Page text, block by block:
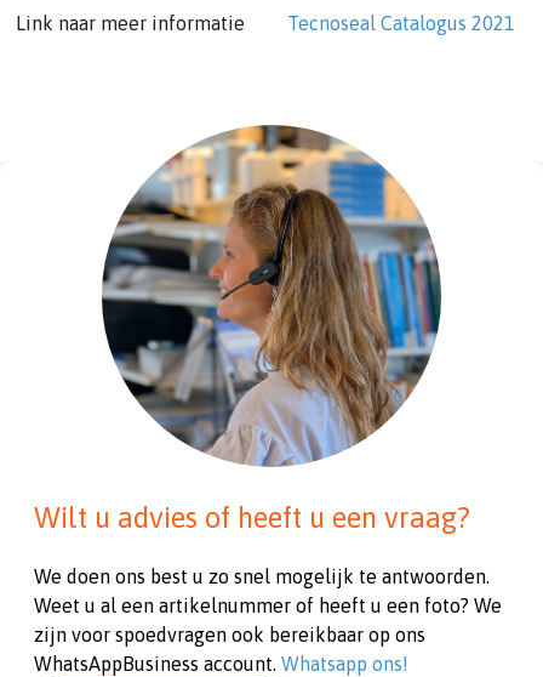
Link naar meer informatie Tecnoseal Catalogus 2021
Wilt u advies of heeft u een vraag?
We doen ons best u zo snel mogelijk te antwoorden.
Weet u al een artikelnummer of heeft u een foto? We
zijn voor spoedvragen ook bereikbaar op ons
WhatsAppBusiness account. Whatsapp ons!